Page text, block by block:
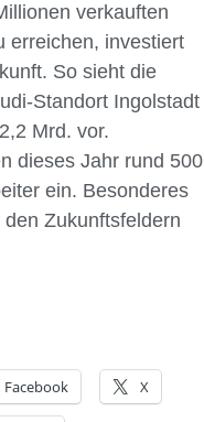
verkauften
erreichen, investiert
So sieht die
Standort Ingolstadt
Mrd. vor.
dieses Jahr rund 500
ein. Besonderes
Zukunftsfeldern
Facebook X